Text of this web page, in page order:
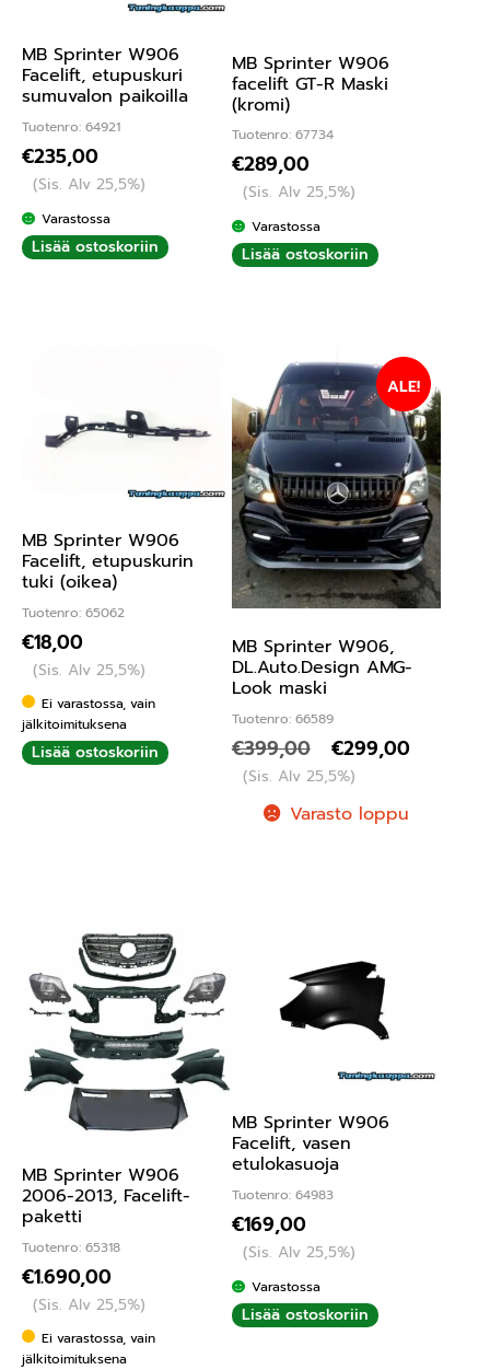
MB Sprinter W906
Facelift, etupuskuri
sumuvalon paikoilla
Tuotenro: 64921
€235,00
(Sis. Alv 25,5%)
Varastossa
Lisää ostoskoriin
MB Sprinter W906
facelift GT-R Maski
(kromi)
Tuotenro: 67734
€289,00
(Sis. Alv 25,5%)
Varastossa
Lisää ostoskoriin
MB Sprinter W906
Facelift, etupuskurin
tuki (oikea)
Tuotenro: 65062
€18,00
(Sis. Alv 25,5%)
Ei varastossa, vain
jälkitoimituksena
Lisää ostoskoriin
MB Sprinter W906,
DL.Auto.Design AMG-
Look maski
Tuotenro: 66589
ALE!
€399,00 €299,00
(Sis. Alv 25,5%)
Varasto loppu
MB Sprinter W906
2006-2013, Facelift-
paketti
Tuotenro: 65318
€1.690,00
(Sis. Alv 25,5%)
Ei varastossa, vain
jälkitoimituksena
MB Sprinter W906
Facelift, vasen
etulokasuoja
Tuotenro: 64983
€169,00
(Sis. Alv 25,5%)
Varastossa
Lisää ostoskoriin